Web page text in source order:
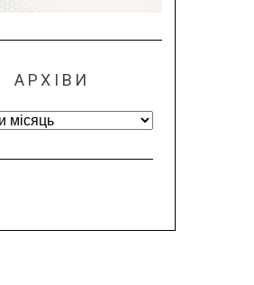
АРХІВИ